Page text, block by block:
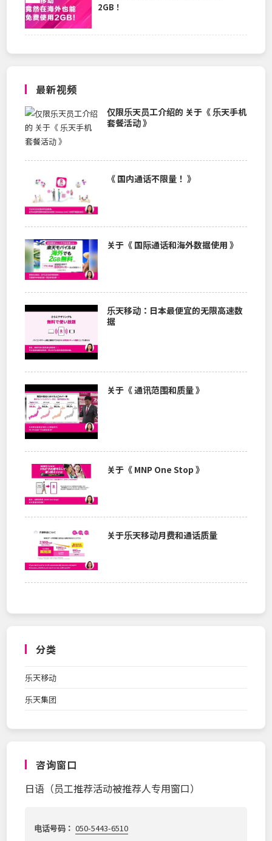
2GB！
最新视频
仅限乐天员工介绍的 关于《 乐天手机
套餐活动 》
《 国内通话不限量！ 》
关于《 国际通话和海外数据使用 》
乐天移动：日本最便宜的无限高速数
据
关于《 通讯范围和质量 》
关于《 MNP One Stop 》
关于乐天移动月费和通话质量
分类
乐天移动
乐天集团
咨询窗口
日语（员工推荐活动被推荐人专用窗口）
电话号码： 050-5443-6510